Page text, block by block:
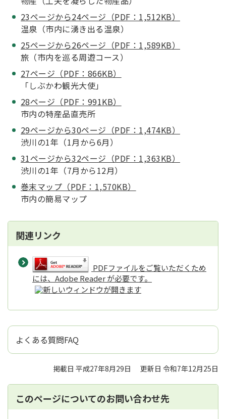
23ページから24ページ（PDF：1,512KB）
温泉（市内に湧き出る温泉）
25ページから26ページ（PDF：1,589KB）
旅（市内を巡る周遊コース）
27ページ（PDF：866KB）
「しぶかわ観光大使」
28ページ（PDF：991KB）
市内の特産品直売所
29ページから30ページ（PDF：1,474KB）
渋川の1年（1月から6月）
31ページから32ページ（PDF：1,363KB）
渋川の1年（7月から12月）
巻末マップ（PDF：1,570KB）
市内の簡易マップ
関連リンク
PDFファイルをご覧いただくため
には、Adobe Reader が必要です。
よくある質問FAQ
掲載日 平成27年8月29日 更新日 令和7年12月25日
このページについてのお問い合わせ先